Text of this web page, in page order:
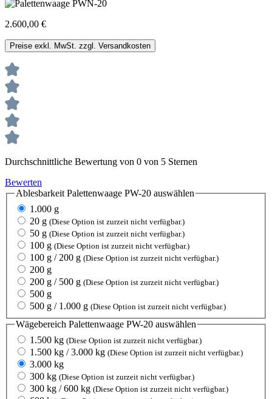
2.600,00 €
Preise exkl. MwSt. zzgl. Versandkosten
Durchschnittliche Bewertung von 0 von 5 Sternen
Bewerten
Ablesbarkeit Palettenwaage PW-20 auswählen
1.000 g
20 g (Diese Option ist zurzeit nicht verfügbar.)
50 g (Diese Option ist zurzeit nicht verfügbar.)
100 g (Diese Option ist zurzeit nicht verfügbar.)
100 g / 200 g (Diese Option ist zurzeit nicht verfügbar.)
200 g
200 g / 500 g (Diese Option ist zurzeit nicht verfügbar.)
500 g
500 g / 1.000 g (Diese Option ist zurzeit nicht verfügbar.)
Wägebereich Palettenwaage PW-20 auswählen
1.500 kg (Diese Option ist zurzeit nicht verfügbar.)
1.500 kg / 3.000 kg (Diese Option ist zurzeit nicht verfügbar.)
3.000 kg
300 kg (Diese Option ist zurzeit nicht verfügbar.)
300 kg / 600 kg (Diese Option ist zurzeit nicht verfügbar.)